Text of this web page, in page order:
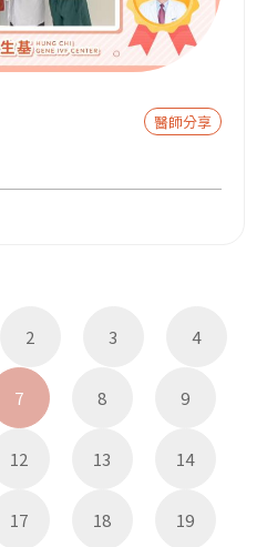
醫師分享
2 3 4
7 8 9
12 13 14
17 18 19